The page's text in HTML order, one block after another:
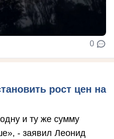
0
рост цен на
и ту же сумму
- заявил Леонид